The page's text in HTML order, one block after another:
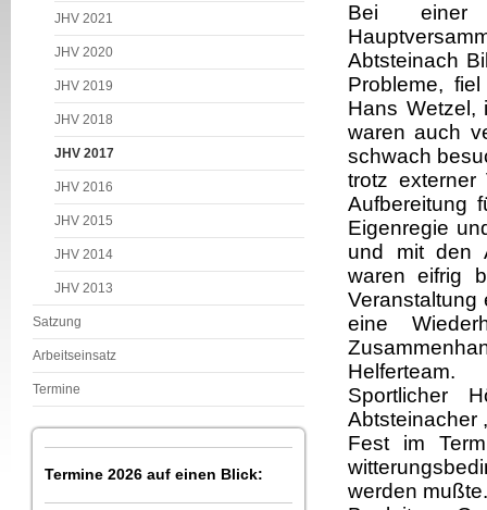
JHV 2021
JHV 2020
JHV 2019
JHV 2018
JHV 2017
JHV 2016
JHV 2015
JHV 2014
JHV 2013
Satzung
Arbeitseinsatz
Termine
Termine 2026 auf einen Blick:
Bei einer
Abtsteinach
Probleme,
Hans
waren auch
schwach
trotz externer
Aufbereitung
Eigenregie
und mit den
waren eifrig
Veranstaltung
eine
Helferteam.
Sportlicher
Abtsteinacher
Fest im
werden